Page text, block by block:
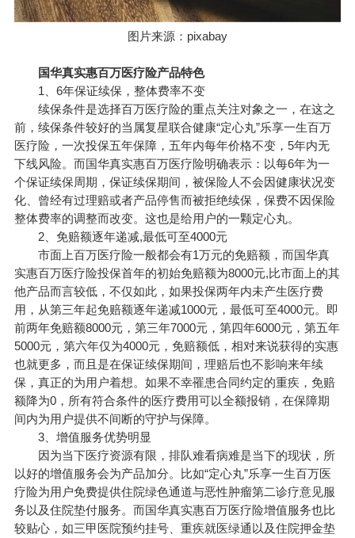
图片来源：pixabay
国华真实惠百万医疗险产品特色
1、6年保证续保，整体费率不变
续保条件是选择百万医疗险的重点关注对象之一，在这之
前，续保条件较好的当属复星联合健康“定心丸”乐享一生百万
医疗险，一次投保五年保障，五年内每年价格不变，5年内无
下线风险。而国华真实惠百万医疗险明确表示：以每6年为一
个保证续保周期，保证续保期间，被保险人不会因健康状况变
化、曾经有过理赔或者产品停售而被拒绝续保，保费不因保险
整体费率的调整而改变。这也是给用户的一颗定心丸。
2、免赔额逐年递减,最低可至4000元
市面上百万医疗险一般都会有1万元的免赔额，而国华真
实惠百万医疗险投保首年的初始免赔额为8000元,比市面上的其
他产品而言较低，不仅如此，如果投保两年内未产生医疗费
用，从第三年起免赔额逐年递减1000元，最低可至4000元。即
前两年免赔额8000元，第三年7000元，第四年6000元，第五年
5000元，第六年仅为4000元，免赔额低，相对来说获得的实惠
也就更多，而且是在保证续保期间，理赔后也不影响来年续
保，真正的为用户着想。如果不幸罹患合同约定的重疾，免赔
额降为0，所有符合条件的医疗费用可以全额报销，在保障期
间内为用户提供不间断的守护与保障。
3、增值服务优势明显
因为当下医疗资源有限，排队难看病难是当下的现状，所
以好的增值服务会为产品加分。比如“定心丸”乐享一生百万医
疗险为用户免费提供住院绿色通道与恶性肿瘤第二诊疗意见服
务以及住院垫付服务。而国华真实惠百万医疗险增值服务也比
较贴心，如三甲医院预约挂号、重疾就医绿通以及住院押金垫